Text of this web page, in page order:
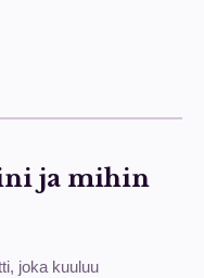
ja mihin
joka kuuluu